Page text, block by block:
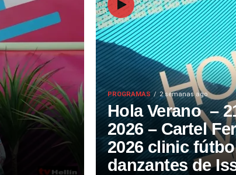
PROGRAMAS 2 semanas ago
Hola Verano –
2026 – Cartel
2026 clinic
danzantes de